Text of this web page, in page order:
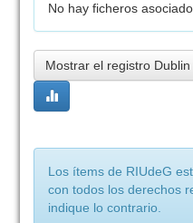
No hay ficheros
Mostrar el registro
Los ítems de RIUdeG
con todos los derechos
indique lo contrario.